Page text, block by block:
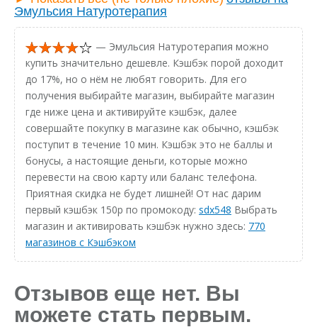
Эмульсия Натуротерапия
— Эмульсия Натуротерапия можно
купить значительно дешевле. Кэшбэк порой доходит
до 17%, но о нём не любят говорить. Для его
получения выбирайте магазин, выбирайте магазин
где ниже цена и активируйте кэшбэк, далее
совершайте покупку в магазине как обычно, кэшбэк
поступит в течение 10 мин. Кэшбэк это не баллы и
бонусы, а настоящие деньги, которые можно
перевести на свою карту или баланс телефона.
Приятная скидка не будет лишней! От нас дарим
первый кэшбэк 150р по промокоду: sdx548 Выбрать
магазин и активировать кэшбэк нужно здесь: 770
магазинов с Кэшбэком
Отзывов еще нет. Вы
можете стать первым.